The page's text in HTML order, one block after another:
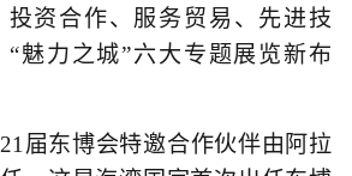
资合作、服务贸易、先进技
魅力之城”六大专题展览新布
届东博会特邀合作伙伴由阿拉